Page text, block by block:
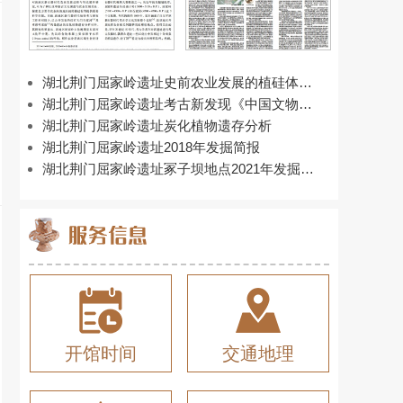
湖北荆门屈家岭遗址史前农业发展的植硅体证
据
湖北荆门屈家岭遗址考古新发现《中国文物
报》
湖北荆门屈家岭遗址炭化植物遗存分析
湖北荆门屈家岭遗址2018年发掘简报
湖北荆门屈家岭遗址冢子坝地点2021年发掘简
开馆时间 交通地理